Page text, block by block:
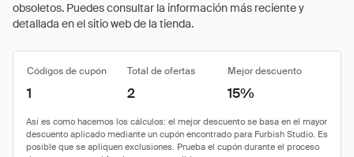
obsoletos. Puedes consultar la información más reciente y
detallada en el sitio web de la tienda.
Códigos de cupón Total de ofertas Mejor descuento
1 2 15%